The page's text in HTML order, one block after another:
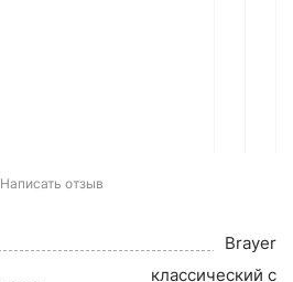
Написать отзыв
Brayer
классический с